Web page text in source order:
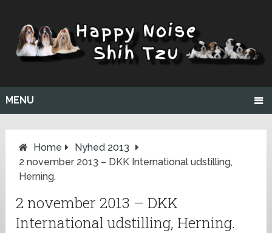
MENU
Home
Nyhed 2013
2 november 2013 – DKK International udstilling,
Herning.
2 november 2013 – DKK
International udstilling, Herning.